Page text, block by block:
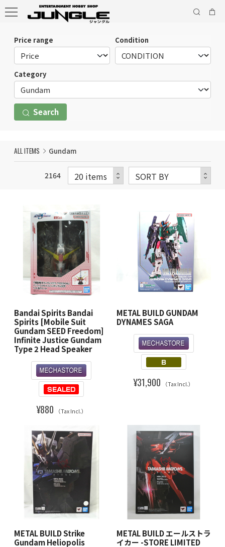
Price range Condition
Category
Search
ALL ITEMS Gundam
2164
Bandai Spirits Bandai
Spirits [Mobile Suit
Gundam SEED Freedom]
Infinite Justice Gundam
Type 2 Head Speaker
¥880 （Tax Incl.）
METAL BUILD GUNDAM
DYNAMES SAGA
¥31,900 （Tax Incl.）
METAL BUILD Strike
Gundam Heliopolis
METAL BUILD エールストラ
イカー -STORE LIMITED